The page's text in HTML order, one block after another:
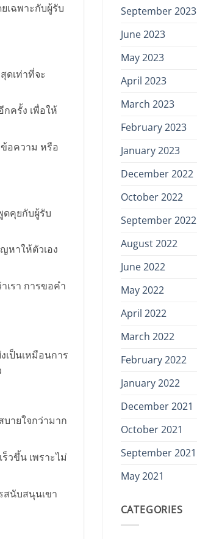
เฉพาะกับผู้รับ
ดเท่าที่จะ
ครั้ง เพื่อให้
อความ หรือ
ดคุยกับผู้รับ
หาให้ตัวเอง
รา การขอคำ
เป็นเหมือนการ
ายใจกว่ามาก
วขึ้น เพราะไม่
สนับสนุนเขา
September 2023
June 2023
May 2023
April 2023
March 2023
February 2023
January 2023
December 2022
October 2022
September 2022
August 2022
June 2022
May 2022
April 2022
March 2022
February 2022
January 2022
December 2021
October 2021
September 2021
May 2021
CATEGORIES